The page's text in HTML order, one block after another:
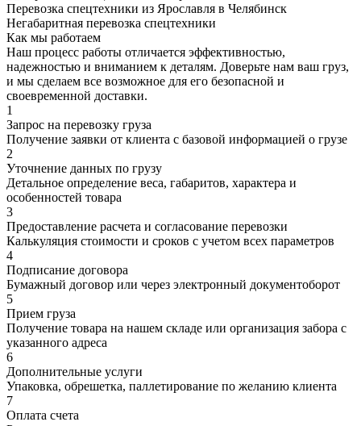
Перевозка спецтехники из Ярославля в Челябинск
Негабаритная перевозка спецтехники
Как мы работаем
Наш процесс работы отличается эффективностью,
надежностью и вниманием к деталям. Доверьте нам ваш груз,
и мы сделаем все возможное для его безопасной и
своевременной доставки.
1
Запрос на перевозку груза
Получение заявки от клиента с базовой информацией о грузе
2
Уточнение данных по грузу
Детальное определение веса, габаритов, характера и
особенностей товара
3
Предоставление расчета и согласование перевозки
Калькуляция стоимости и сроков с учетом всех параметров
4
Подписание договора
Бумажный договор или через электронный документоборот
5
Прием груза
Получение товара на нашем складе или организация забора с
указанного адреса
6
Дополнительные услуги
Упаковка, обрешетка, паллетирование по желанию клиента
7
Оплата счета